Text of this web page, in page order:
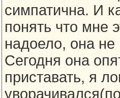
симпатична. И
понять что мне
надоело, она не
Сегодня она
приставать, я